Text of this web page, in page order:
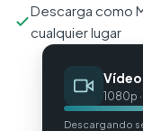
Descarga como
cualquier lugar
1080p
Descargando